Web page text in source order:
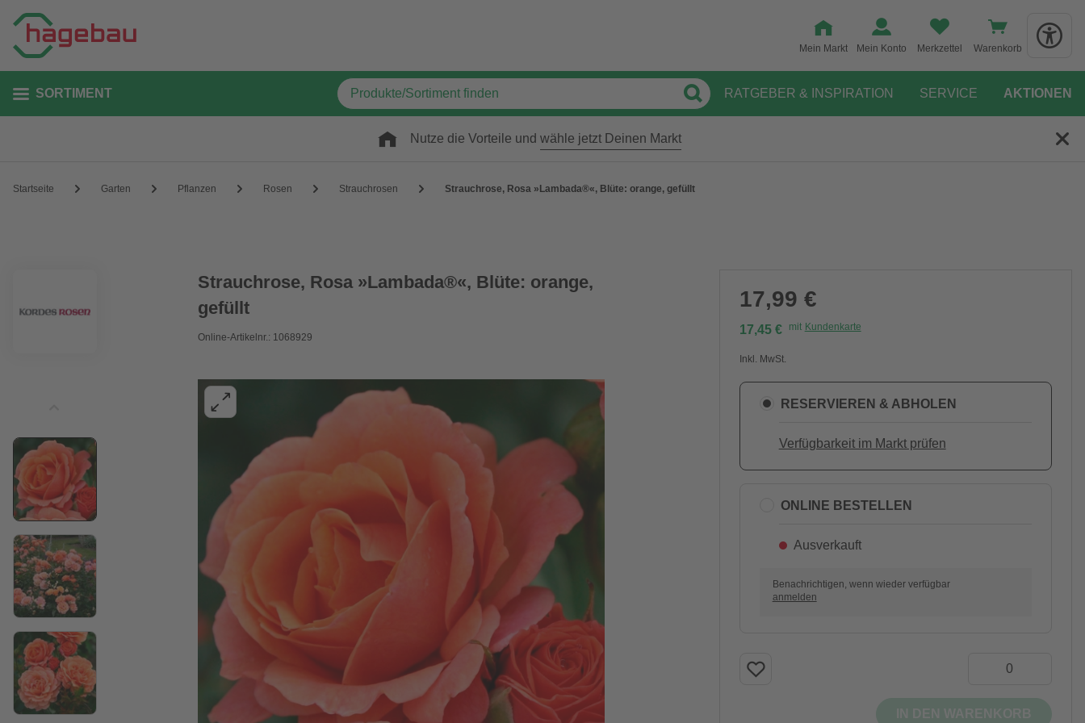
Mein Markt Mein Konto Merkzettel Warenkorb
SORTIMENT RATGEBER & INSPIRATION SERVICE AKTIONEN
Nutze die Vorteile und wähle jetzt Deinen Markt
Startseite Garten Pflanzen Rosen Strauchrosen Strauchrose, Rosa »Lambada®«, Blüte: orange, gefüllt
Strauchrose, Rosa »Lambada®«, Blüte: orange,
gefüllt
Online-Artikelnr.: 1068929
17,99 €
17,45 € mit Kundenkarte
Inkl. MwSt.
RESERVIEREN & ABHOLEN
Verfügbarkeit im Markt prüfen
ONLINE BESTELLEN
Ausverkauft
Benachrichtigen, wenn wieder verfügbar
anmelden